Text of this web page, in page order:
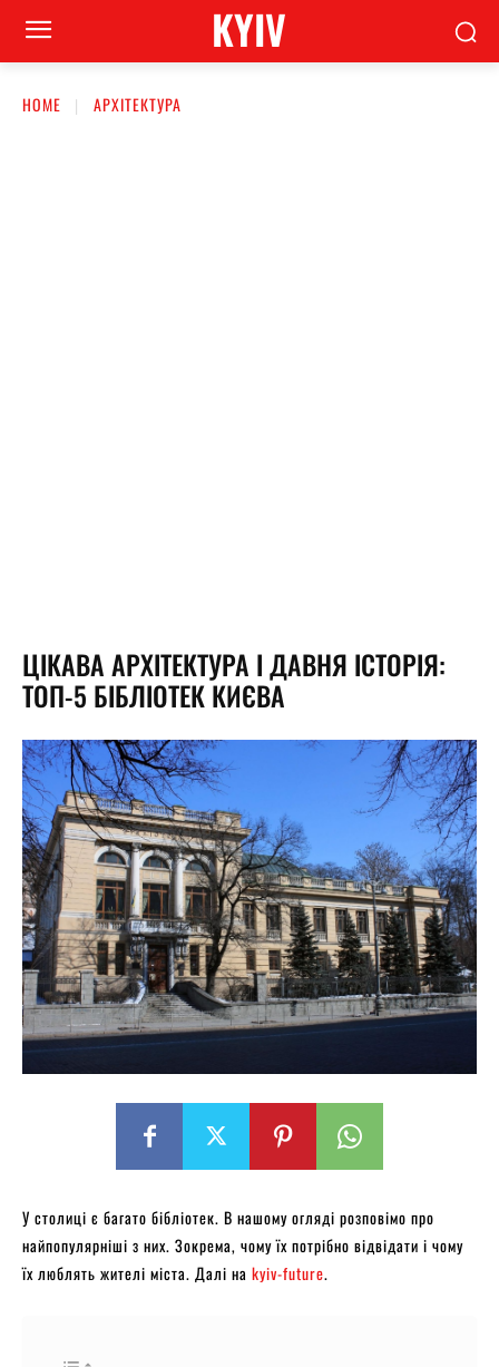
KYIV
HOME АРХІТЕКТУРА
ЦІКАВА АРХІТЕКТУРА І ДАВНЯ ІСТОРІЯ:
ТОП-5 БІБЛІОТЕК КИЄВА
У столиці є багато бібліотек. В нашому огляді розповімо про
найпопулярніші з них. Зокрема, чому їх потрібно відвідати і чому
їх люблять жителі міста. Далі на kyiv-future.